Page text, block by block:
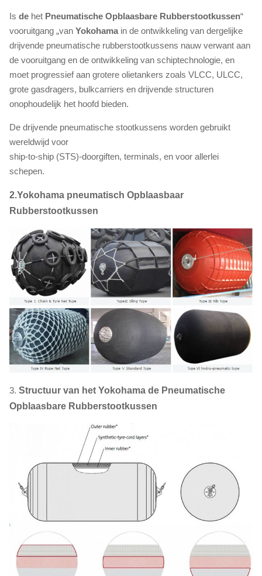
Is de het Pneumatische Opblaasbare Rubberstootkussen“
vooruitgang „van Yokohama in de ontwikkeling van dergelijke
drijvende pneumatische rubberstootkussens nauw verwant aan
de vooruitgang en de ontwikkeling van schiptechnologie, en
moet progressief aan grotere olietankers zoals VLCC, ULCC,
grote gasdragers, bulkcarriers en drijvende structuren
onophoudelijk het hoofd bieden.
De drijvende pneumatische stootkussens worden gebruikt
wereldwijd voor
ship-to-ship (STS)-doorgiften, terminals, en voor allerlei
schepen.
2.Yokohama pneumatisch Opblaasbaar
Rubberstootkussen
3. Structuur van het Yokohama de Pneumatische
Opblaasbare Rubberstootkussen